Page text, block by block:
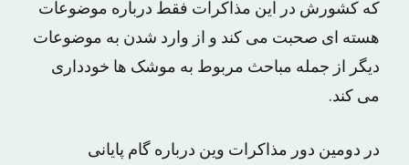
که کشورش در این مذاکرات فقط درباره موضوعات
هسته ای صحبت می کند و از وارد شدن به موضوعات
دیگر از جمله مباحث مربوط به موشک ها خودداری
می کند.
در دومین دور مذاکرات وین درباره گام پایانی